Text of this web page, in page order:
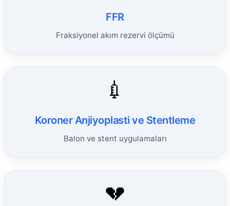
FFR
Fraksiyonel akım rezervi ölçümü
💉
Koroner Anjiyoplasti ve Stentleme
Balon ve stent uygulamaları
💔